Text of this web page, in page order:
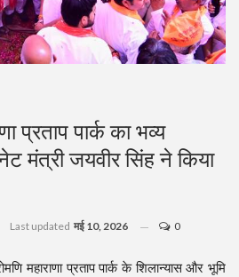
प्रताप पार्क का भव्य
मंत्री जयवीर सिंह ने किया
Last updated मई 10, 2026 0
महाराणा प्रताप पार्क के शिलान्यास और भूमि